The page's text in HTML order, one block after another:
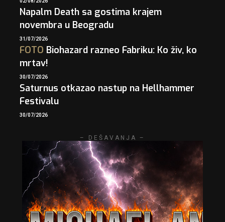
Napalm Death sa gostima krajem
novembra u Beogradu
31/07/2026
FOTO Biohazard razneo Fabriku: Ko živ, ko
mrtav!
30/07/2026
Saturnus otkazao nastup na Hellhammer
Festivalu
30/07/2026
– DEŠAVANJA –